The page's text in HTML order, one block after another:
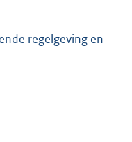
regelgeving en